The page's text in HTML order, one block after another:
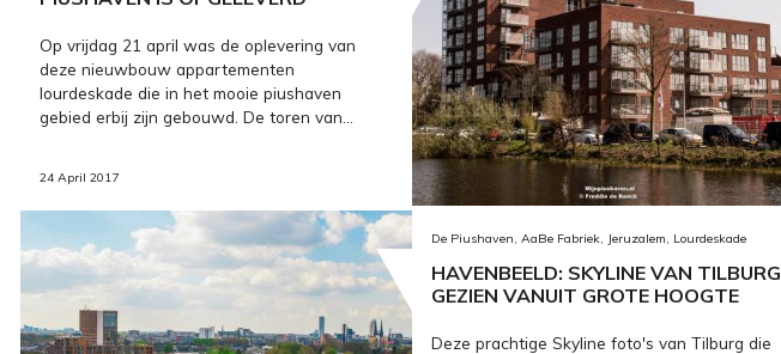
Op vrijdag 21 april was de oplevering van
deze nieuwbouw appartementen
lourdeskade die in het mooie piushaven
gebied erbij zijn gebouwd. De toren van...
24 April 2017
De Piushaven, AaBe Fabriek, Jeruzalem, Lourdeskade
HAVENBEELD: SKYLINE VAN TILBURG
GEZIEN VANUIT GROTE HOOGTE
Deze prachtige Skyline foto's van Tilburg die